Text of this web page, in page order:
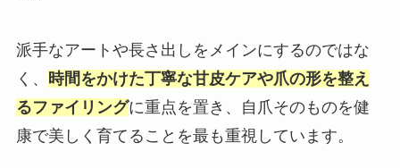
派手なアートや長さ出しをメインにするのではな
く、
時間をかけた丁寧な甘皮ケアや爪の形を整え
るファイリングに重点を置き、自爪そのものを健
康で美しく育てることを最も重視しています。